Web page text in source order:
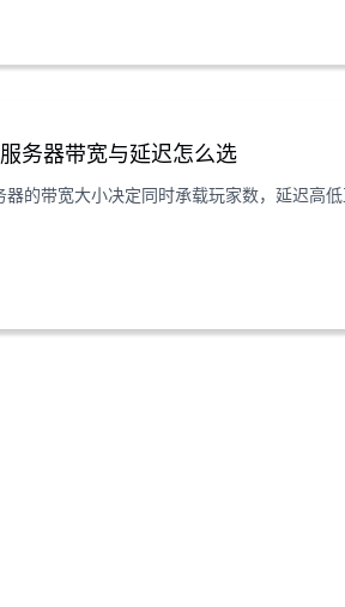
务器带宽与延迟怎么选